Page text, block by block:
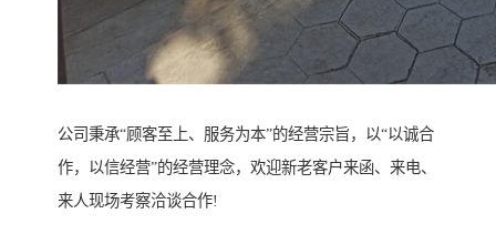
公司秉承“顾客至上、服务为本”的经营宗旨，以“以诚合
作，以信经营”的经营理念，欢迎新老客户来函、来电、
来人现场考察洽谈合作!